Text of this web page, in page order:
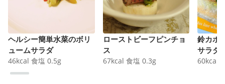
ヘルシー簡単水菜のボリ
ュームサラダ
46kcal 食塩 0.5g
ローストビーフピンチョ
ス
67kcal 食塩 0.3g
鈴カボ
サラダ
60kcal